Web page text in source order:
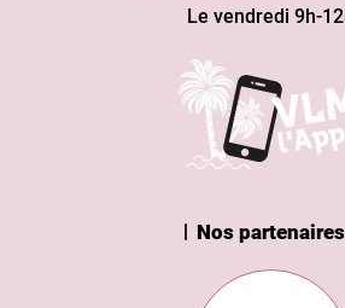
Le vendredi 9h-
Nos partenaires